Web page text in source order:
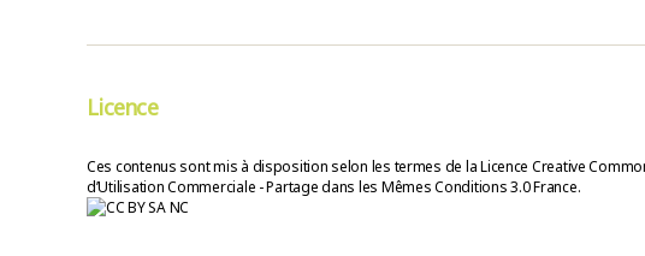
Licence
Ces contenus sont mis à disposition selon les termes de la Licence Creative
d’Utilisation Commerciale - Partage dans les Mêmes Conditions 3.0 France.